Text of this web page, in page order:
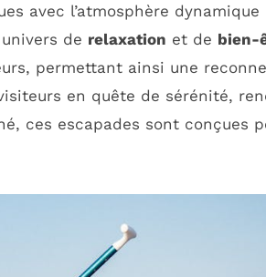
avec l’atmosphère dynamique
de relaxation et de bien-
permettant ainsi une
en quête de sérénité,
ces escapades sont conçues